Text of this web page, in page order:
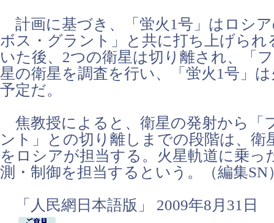
計画に基づき、「蛍火1号」はロシ
ボス・グラント」と共に打ち上げられ
いた後、2つの衛星は切り離され、「
星の衛星を調査を行い、「蛍火1号」
予定だ。
焦教授によると、衛星の発射から「
ント」との切り離しまでの段階は、衛
をロシアが担当する。火星軌道に乗っ
測・制御を担当するという。（編集SN
「人民網日本語版」 2009年8月31日